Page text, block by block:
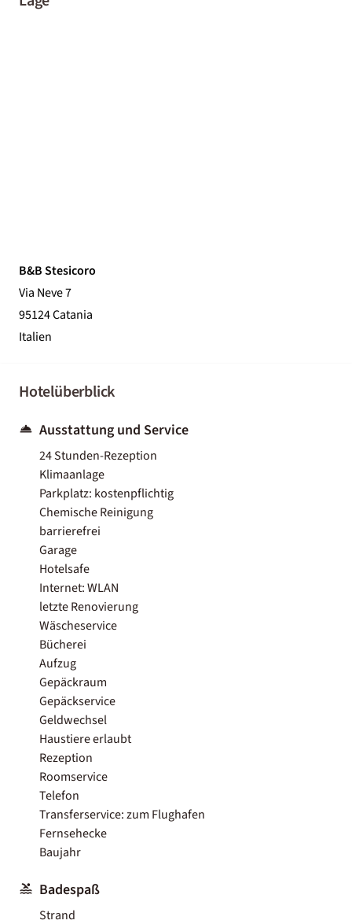
B&B Stesicoro
Via Neve 7
95124 Catania
Italien
Hotelüberblick
Ausstattung und Service
24 Stunden-Rezeption
Klimaanlage
Parkplatz: kostenpflichtig
Chemische Reinigung
barrierefrei
Garage
Hotelsafe
Internet: WLAN
letzte Renovierung
Wäscheservice
Bücherei
Aufzug
Gepäckraum
Gepäckservice
Geldwechsel
Haustiere erlaubt
Rezeption
Roomservice
Telefon
Transferservice: zum Flughafen
Fernsehecke
Baujahr
Badespaß
Strand